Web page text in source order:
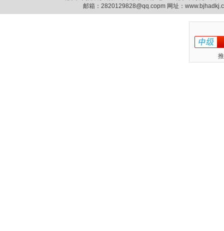
邮箱：2820129828@qq.copm 网址：